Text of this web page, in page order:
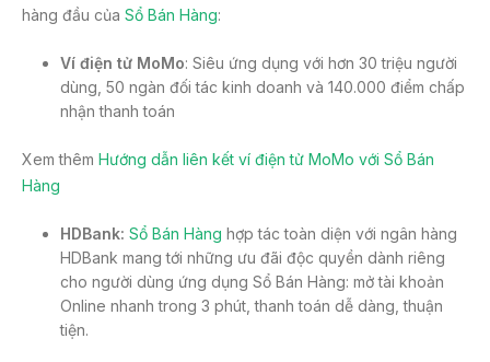
hàng đầu của Sổ Bán Hàng:
Ví điện tử MoMo: Siêu ứng dụng với hơn 30 triệu người
dùng, 50 ngàn đối tác kinh doanh và 140.000 điểm chấp
nhận thanh toán
Xem thêm Hướng dẫn liên kết ví điện tử MoMo với Sổ Bán
Hàng
HDBank: Sổ Bán Hàng hợp tác toàn diện với ngân hàng
HDBank mang tới những ưu đãi độc quyền dành riêng
cho người dùng ứng dụng Sổ Bán Hàng: mở tài khoản
Online nhanh trong 3 phút, thanh toán dễ dàng, thuận
tiện.